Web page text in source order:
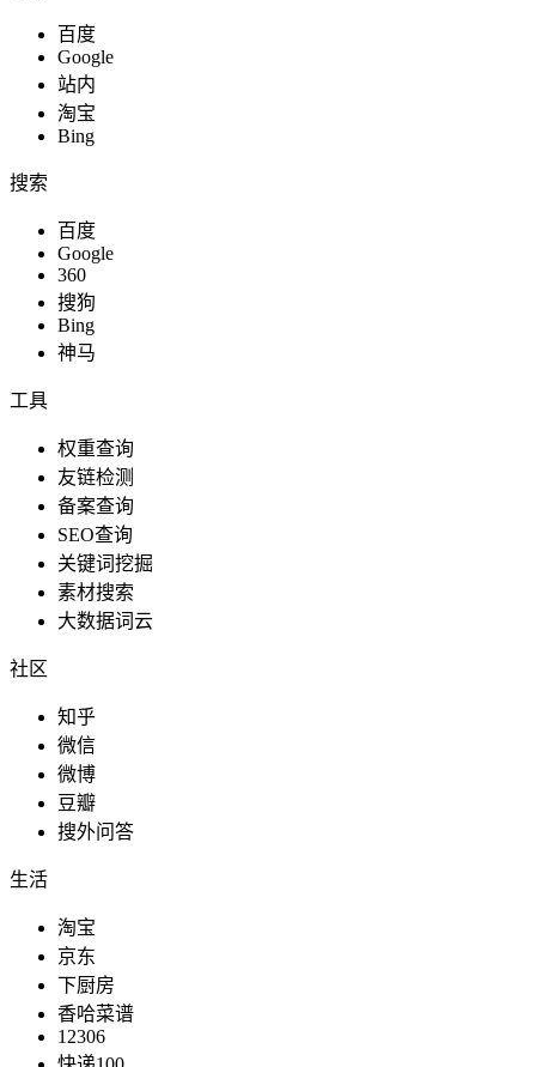
百度
Google
站内
淘宝
Bing
搜索
百度
Google
360
搜狗
Bing
神马
工具
权重查询
友链检测
备案查询
SEO查询
关键词挖掘
素材搜索
大数据词云
社区
知乎
微信
微博
豆瓣
搜外问答
生活
淘宝
京东
下厨房
香哈菜谱
12306